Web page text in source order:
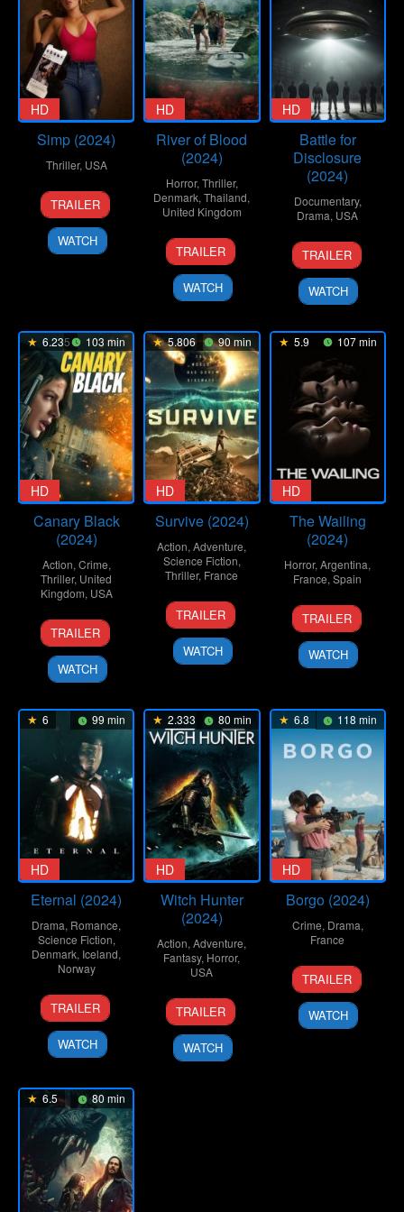
HD
Simp (2024)
Thriller, USA
7
Apr
2024
Tremain
Hayhoe
TRAILER
WATCH
HD
River of Blood
(2024)
Horror, Thriller,
Denmark,Thailand,
United Kingdom
12
Dec
2024
Howard
J.
Ford
TRAILER
WATCH
HD
Battle for
Disclosure
(2024)
Documentary,
Drama, USA
12
Oct
2024
Blake
Cousins
TRAILER
WATCH
6.235 103 min
HD
Canary Black
(2024)
Action,Crime,
Thriller, United
Kingdom, USA
10
Oct
2024
Pierre
Morel
TRAILER
WATCH
5.806 90 min
HD
Survive (2024)
Action,Adventure,
Science Fiction,
Thriller, France
19
Jun
2024
Kenza
Salaheddine
TRAILER
WATCH
5.9 107 min
HD
The Wailing
(2024)
Horror,Argentina,
France,Spain
25
Oct
2024
Pedro
Martín
Calero
TRAILER
WATCH
6 99 min
HD
Eternal (2024)
Drama, Romance,
Science Fiction,
Denmark, Iceland,
Norway
8
Jul
2024
Ulaa
Salim
TRAILER
WATCH
2.333 80 min
HD
Witch Hunter
(2024)
Action,Adventure,
Fantasy, Horror,
USA
4
Oct
2024
Marc
Gottlieb
TRAILER
WATCH
6.8 118 min
HD
Borgo (2024)
Crime, Drama,
France
17
Apr
2024
Stéphane
Demoustier
TRAILER
WATCH
6.5 80 min